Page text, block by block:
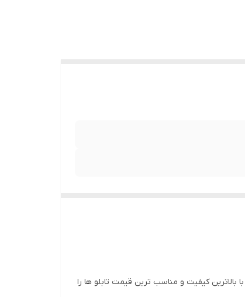
کیفیت و مناسب ترین قیمت تابلو ها را